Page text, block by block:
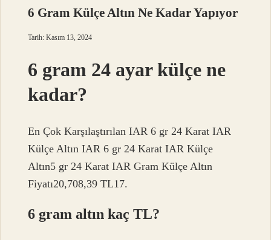
6 Gram Külçe Altın Ne Kadar Yapıyor
Tarih: Kasım 13, 2024
6 gram 24 ayar külçe ne
kadar?
En Çok Karşılaştırılan IAR 6 gr 24 Karat IAR
Külçe Altın IAR 6 gr 24 Karat IAR Külçe
Altın5 gr 24 Karat IAR Gram Külçe Altın
Fiyatı20,708,39 TL17.
6 gram altın kaç TL?